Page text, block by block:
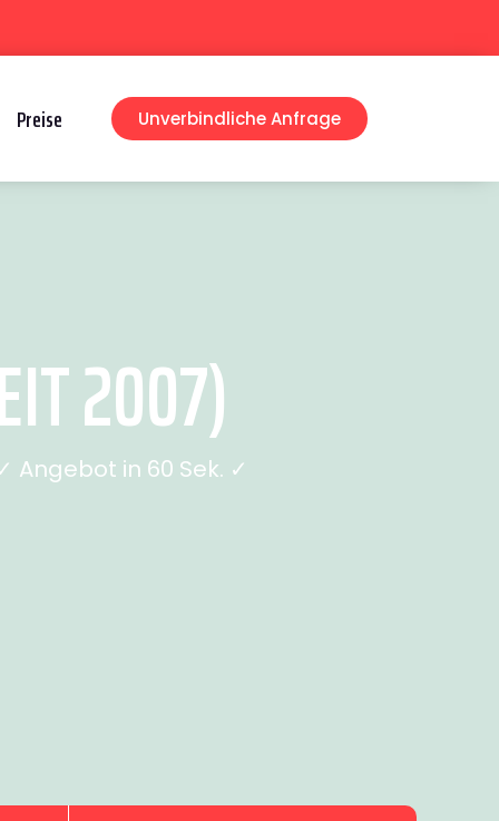
Preise Unverbindliche Anfrage
2007)
Angebot in 60 Sek. ✓